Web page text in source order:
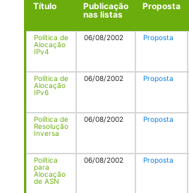
Título
Publicação
nas listas
Proposta
Política de
Alocação
IPv4
06/08/2002 Proposta
Política de
Alocação
IPv6
06/08/2002 Proposta
Política de
Resolução
Inversa
06/08/2002 Proposta
Política
para
Alocação
de ASN
06/08/2002 Proposta